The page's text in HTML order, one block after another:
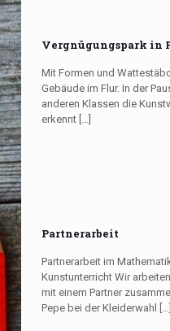
Vergnügungspark in
Mit Formen und
Gebäude im Flur. In der
anderen Klassen die
erkennt[…]
Partnerarbeit
Partnerarbeit im
Kunstunterricht Wir
mit einem Partner
Pepe bei der Kleiderwahl
[…]